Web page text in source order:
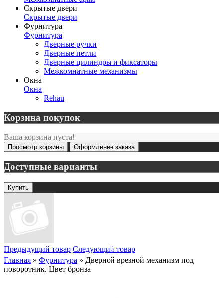
Скрытые двери
Скрытые двери
Фурнитура
Фурнитура
Дверные ручки
Дверные петли
Дверные цилиндры и фиксаторы
Межкомнатные механизмы
Окна
Окна
Rehau
Корзина покупок
Ваша корзина пуста!
Просмотр корзины Оформление заказа
Доступные варианты
Предыдущий товар Следующий товар
Главная » Фурнитура » Дверной врезной механизм под
поворотник. Цвет бронза